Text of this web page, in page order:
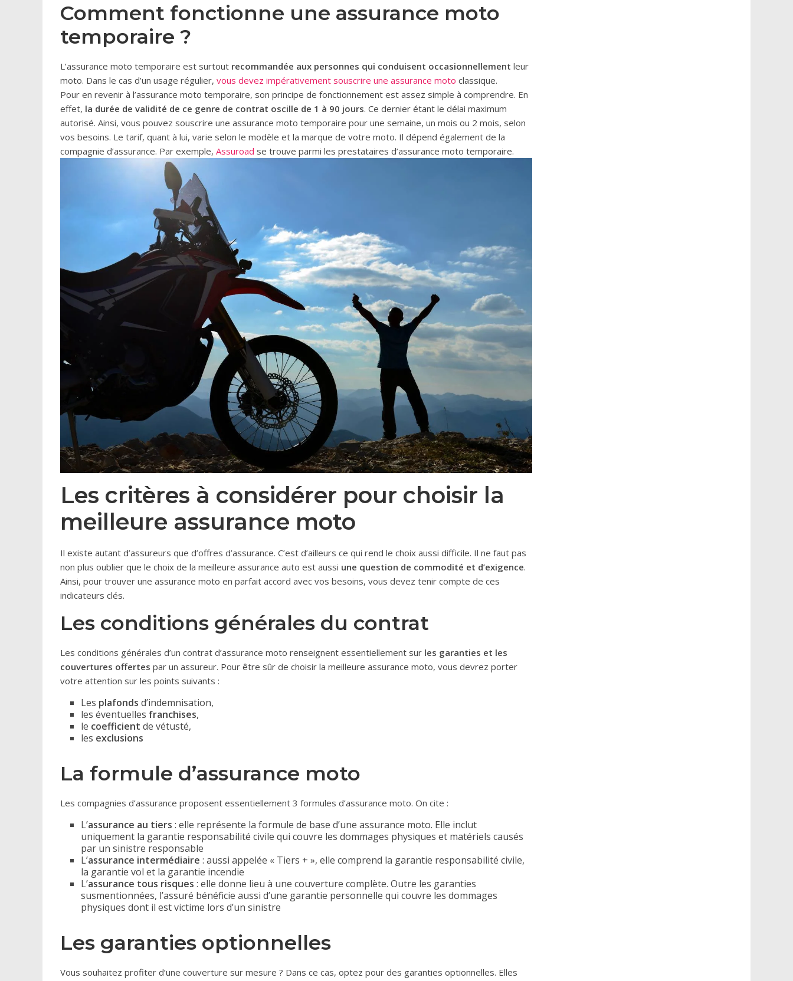
Comment fonctionne une assurance moto
temporaire ?
L’assurance moto temporaire est surtout recommandée aux personnes qui conduisent occasionnellement leur
moto. Dans le cas d’un usage régulier, vous devez impérativement souscrire une assurance moto classique.
Pour en revenir à l’assurance moto temporaire, son principe de fonctionnement est assez simple à comprendre. En
effet, la durée de validité de ce genre de contrat oscille de 1 à 90 jours. Ce dernier étant le délai maximum
autorisé. Ainsi, vous pouvez souscrire une assurance moto temporaire pour une semaine, un mois ou 2 mois, selon
vos besoins. Le tarif, quant à lui, varie selon le modèle et la marque de votre moto. Il dépend également de la
compagnie d’assurance. Par exemple, Assuroad se trouve parmi les prestataires d’assurance moto temporaire.
Les critères à considérer pour choisir la
meilleure assurance moto
Il existe autant d’assureurs que d’offres d’assurance. C’est d’ailleurs ce qui rend le choix aussi difficile. Il ne faut pas
non plus oublier que le choix de la meilleure assurance auto est aussi une question de commodité et d’exigence.
Ainsi, pour trouver une assurance moto en parfait accord avec vos besoins, vous devez tenir compte de ces
indicateurs clés.
Les conditions générales du contrat
Les conditions générales d’un contrat d’assurance moto renseignent essentiellement sur les garanties et les
couvertures offertes par un assureur. Pour être sûr de choisir la meilleure assurance moto, vous devrez porter
votre attention sur les points suivants :
Les plafonds d’indemnisation,
les éventuelles franchises,
le coefficient de vétusté,
les exclusions
La formule d’assurance moto
Les compagnies d’assurance proposent essentiellement 3 formules d’assurance moto. On cite :
L’assurance au tiers : elle représente la formule de base d’une assurance moto. Elle inclut
uniquement la garantie responsabilité civile qui couvre les dommages physiques et matériels causés
par un sinistre responsable
L’assurance intermédiaire : aussi appelée « Tiers + », elle comprend la garantie responsabilité civile,
la garantie vol et la garantie incendie
L’assurance tous risques : elle donne lieu à une couverture complète. Outre les garanties
susmentionnées, l’assuré bénéficie aussi d’une garantie personnelle qui couvre les dommages
physiques dont il est victime lors d’un sinistre
Les garanties optionnelles
Vous souhaitez profiter d’une couverture sur mesure ? Dans ce cas, optez pour des garanties optionnelles. Elles